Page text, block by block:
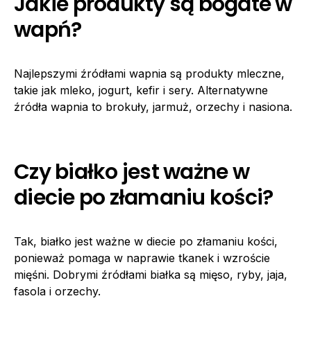
wapń?
Najlepszymi źródłami wapnia są produkty mleczne,
takie jak mleko, jogurt, kefir i sery. Alternatywne
źródła wapnia to brokuły, jarmuż, orzechy i nasiona.
Czy białko jest ważne w
diecie po złamaniu kości?
Tak, białko jest ważne w diecie po złamaniu kości,
ponieważ pomaga w naprawie tkanek i wzroście
mięśni. Dobrymi źródłami białka są mięso, ryby, jaja,
fasola i orzechy.